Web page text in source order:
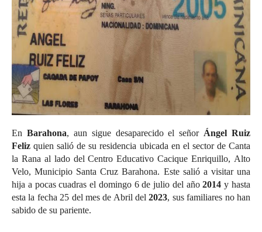
En Barahona, aun sigue desaparecido el señor Ángel Ruiz
Feliz quien salió de su residencia ubicada en el sector de Canta
la Rana al lado del Centro Educativo Cacique Enriquillo, Alto
Velo, Municipio Santa Cruz Barahona. Este salió a visitar una
hija a pocas cuadras el domingo 6 de julio del año2014 y hasta
esta la fecha 25 del mes de Abril del2023, sus familiares no han
sabido de su pariente.